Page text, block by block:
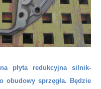
płyta redukcyjna silnik-
obudowy sprzęgła. Będzie